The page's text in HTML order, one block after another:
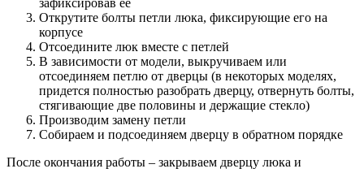
Открутите болты петли люка, фиксирующие его на
корпусе
Отсоедините люк вместе с петлей
В зависимости от модели, выкручиваем или
отсоединяем петлю от дверцы (в некоторых моделях,
придется полностью разобрать дверцу, отвернуть болты,
стягивающие две половины и держащие стекло)
Производим замену петли
Собираем и подсоединяем дверцу в обратном порядке
После окончания работы – закрываем дверцу люка и